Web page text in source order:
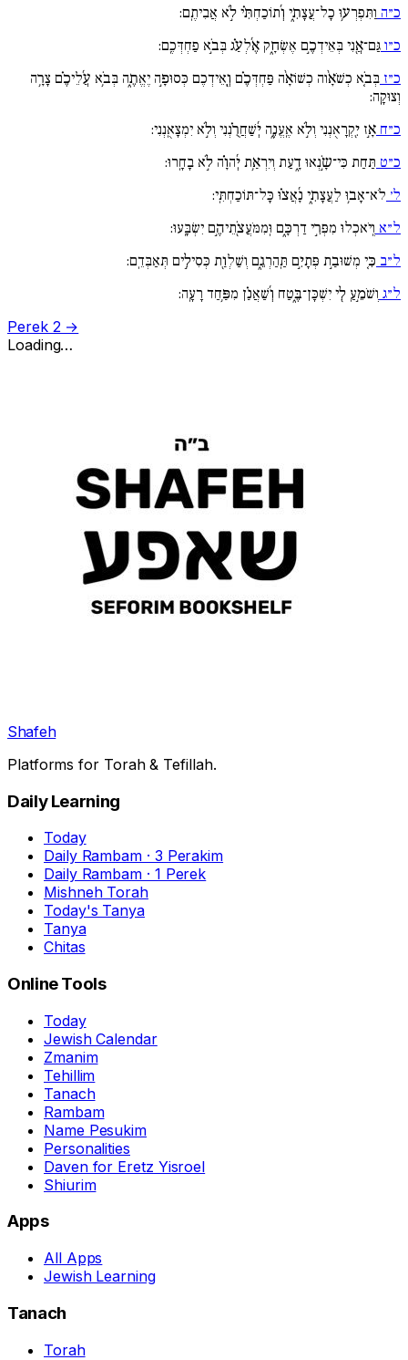
כ״ה וַתִּפְרְע֥וּ כָל־עֲצָתִ֑י וְ֜תוֹכַחְתִּ֗י לֹ֣א אֲבִיתֶֽם:
כ״ו גַּם־אֲ֖נִי בְּאֵידְכֶ֣ם אֶשְׂחָ֑ק אֶ֜לְעַ֗ג בְּבֹ֣א פַחְדְּכֶֽם:
כ״ז בְּבֹ֤א כְשֹׁאָ֨וה כְשׁוֹאָ֨ה פַּחְדְּכֶ֗ם וְֽ֖אֵידְכֶם כְּסוּפָ֣ה יֶאֱתֶ֑ה בְּבֹ֥א עֲ֜לֵיכֶ֗ם צָרָ֥ה
וְצוּקָֽה:
כ״ח אָ֣ז יִ֖קְרָאֻנְנִי וְלֹ֣א אֶֽעֱנֶ֑ה יְ֜שַׁחֲרֻ֗נְנִי וְלֹ֣א יִמְצָאֻֽנְנִי:
כ״ט תַּחַת כִּי־שָֹ֣נְאוּ דָ֑עַת וְיִרְאַ֥ת יְ֜הוָֹ֗ה לֹ֣א בָחָֽרוּ:
ל׳ לֹא־אָב֥וּ לַעֲצָתִ֑י נָ֜אֲצ֗וּ כָּל־תּוֹכַחְתִּֽי:
ל״א וְֽיֹאכְלוּ מִפְּרִ֣י דַרְכָּ֑ם וּֽמִמֹּעֲצֹ֖תֵיהֶ֣ם יִשְׂבָּֽעוּ:
ל״ב כִּ֤י מְשׁוּבַ֣ת פְּתָיִ֣ם תַּֽהַרְגֵ֑ם וְשַׁלְוַ֖ת כְּסִילִ֣ים תְּאַבְּדֵֽם:
ל״ג וְשֹׁמֵ֣עַֽ לִ֖י יִשְׁכָּן־בֶּ֑טַח וְ֜שַׁאֲנַ֗ן מִפַּ֥חַד רָעָֽה:
Perek 2 →
Loading…
Shafeh
Platforms for Torah & Tefillah.
Daily Learning
Today
Daily Rambam · 3 Perakim
Daily Rambam · 1 Perek
Mishneh Torah
Today's Tanya
Tanya
Chitas
Online Tools
Today
Jewish Calendar
Zmanim
Tehillim
Tanach
Rambam
Name Pesukim
Personalities
Daven for Eretz Yisroel
Shiurim
Apps
All Apps
Jewish Learning
Tanach
Torah